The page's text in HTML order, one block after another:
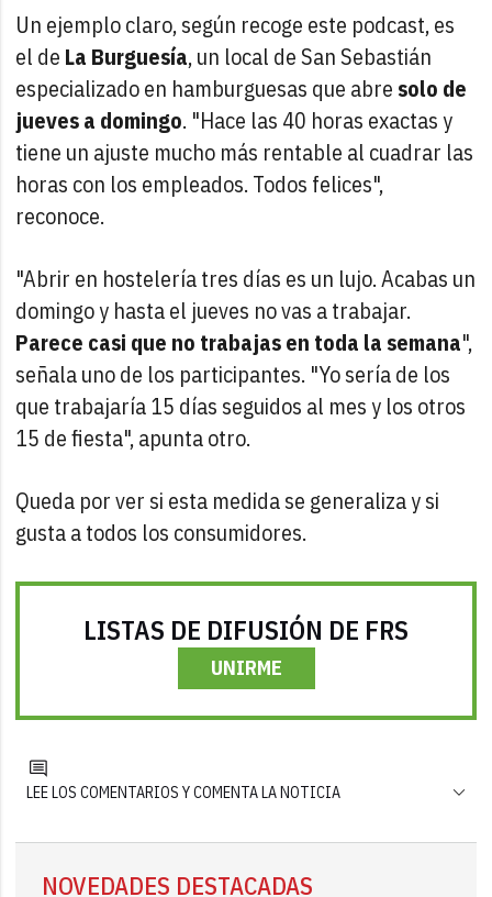
Un ejemplo claro, según recoge este podcast, es
el de La Burguesía, un local de San Sebastián
especializado en hamburguesas que abre solo de
jueves a domingo. "Hace las 40 horas exactas y
tiene un ajuste mucho más rentable al cuadrar las
horas con los empleados. Todos felices",
reconoce.
"Abrir en hostelería tres días es un lujo. Acabas un
domingo y hasta el jueves no vas a trabajar.
Parece casi que no trabajas en toda la semana",
señala uno de los participantes. "Yo sería de los
que trabajaría 15 días seguidos al mes y los otros
15 de fiesta", apunta otro.
Queda por ver si esta medida se generaliza y si
gusta a todos los consumidores.
LISTAS DE DIFUSIÓN DE FRS
UNIRME
LEE LOS COMENTARIOS Y COMENTA LA NOTICIA
NOVEDADES DESTACADAS